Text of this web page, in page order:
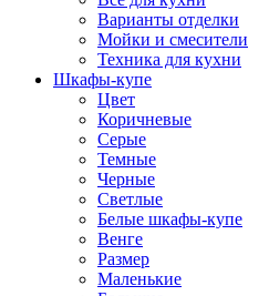
Варианты отделки
Мойки и смесители
Техника для кухни
Шкафы-купе
Цвет
Коричневые
Серые
Темные
Черные
Светлые
Белые шкафы-купе
Венге
Размер
Маленькие